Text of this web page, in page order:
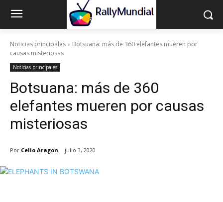
Noticias principales
Botsuana: más de 360 ​​elefantes mueren por
causas misteriosas
Noticias principales
Botsuana: más de 360 ​​
elefantes mueren por causas
misteriosas
Por Celio Aragon julio 3, 2020